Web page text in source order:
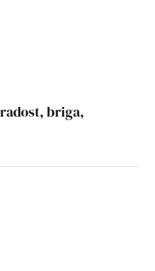
briga,